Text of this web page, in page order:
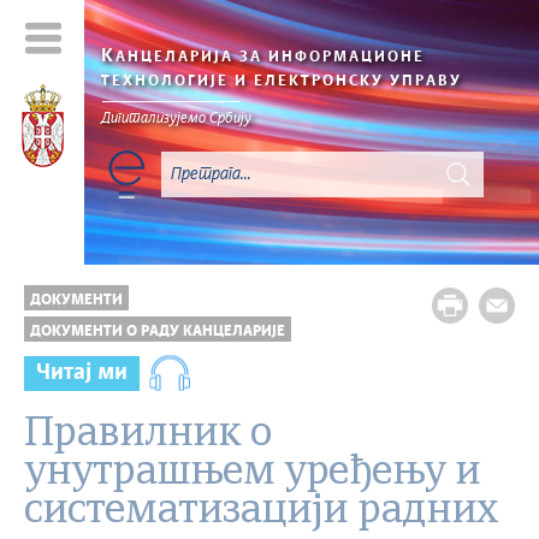
КАНЦЕЛАРИЈА ЗА ИНФОРМАЦИОНЕ
ТЕХНОЛОГИЈЕ И ЕЛЕКТРОНСКУ УПРАВУ
Дигитализујемо Србију
ДОКУМЕНТИ
ДОКУМЕНТИ О РАДУ КАНЦЕЛАРИЈЕ
Читај ми
Правилник о
унутрашњем уређењу и
систематизацији радних